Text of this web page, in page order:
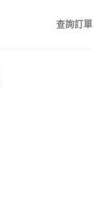
查詢訂單